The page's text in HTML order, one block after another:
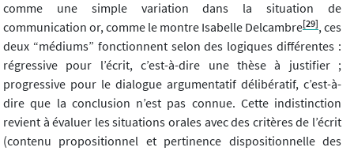
comme une simple variation dans la situation de
communication or, comme le montre Isabelle Delcambre[29], ces
deux “médiums” fonctionnent selon des logiques différentes :
régressive pour l’écrit, c’est-à-dire une thèse à justifier ;
progressive pour le dialogue argumentatif délibératif, c’est-à-
dire que la conclusion n’est pas connue. Cette indistinction
revient à évaluer les situations orales avec des critères de l’écrit
(contenu propositionnel et pertinence dispositionnelle des